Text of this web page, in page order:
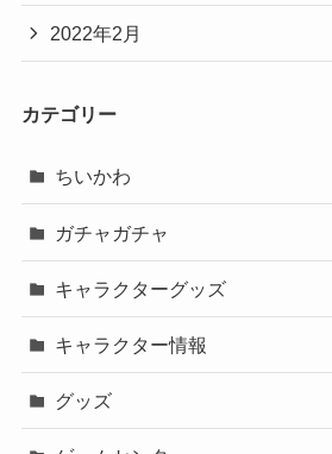
2022年2月
カテゴリー
ちいかわ
ガチャガチャ
キャラクターグッズ
キャラクター情報
グッズ